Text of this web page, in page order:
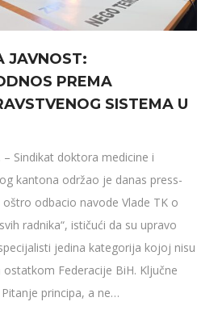
JAVNOST:
PREMA
SISTEMA U
Sindikat doktora medicine i
kantona održao je danas press-
odbacio navode Vlade TK o
radnika“, ističući da su upravo
jedina kategorija kojoj nisu
Federacije BiH. Ključne
principa, a ne…